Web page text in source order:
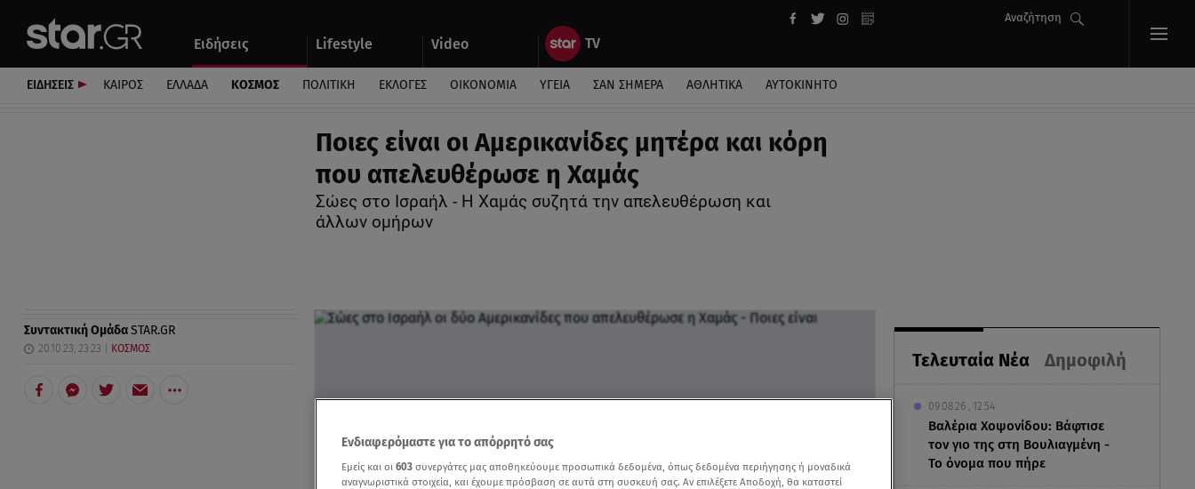
Ειδήσεις Lifestyle Video
Αναζήτηση
Αυτοκίνητο
ΕΙΔΗΣΕΙΣ ΚΑΙΡΟΣ ΕΛΛΑΔΑ ΚΟΣΜΟΣ ΠΟΛΙΤΙΚΗ ΕΚΛΟΓΕΣ ΟΙΚΟΝΟΜΙΑ ΥΓΕΙΑ ΣΑΝ ΣΗΜΕΡΑ ΑΘΛΗΤΙΚΑ ΑΥΤΟΚΙΝΗΤΟ
Ποιες είναι οι Αμερικανίδες μητέρα και κόρη
που απελευθέρωσε η Χαμάς
Σώες στο Ισραήλ - Η Χαμάς συζητά την απελευθέρωση και
άλλων ομήρων
Τελευταία Νέα Δημοφιλή
09.08.26 , 12:54
Βαλέρια Χοψονίδου: Βάφτισε
τον γιο της στη Βουλιαγμένη -
Το όνομα που πήρε
Συντακτική ΟμάδαSTAR.GR
20.10.23, 23:23 ΚΟΣΜΟΣ
Ενδιαφερόμαστε για το απόρρητό σας
Εμείς και οι 603 συνεργάτες μας αποθηκεύουμε προσωπικά δεδομένα, όπως δεδομένα περιήγησης ή μοναδικά
αναγνωριστικά στοιχεία, και έχουμε πρόσβαση σε αυτά στη συσκευή σας. Αν επιλέξετε Αποδοχή, θα καταστεί